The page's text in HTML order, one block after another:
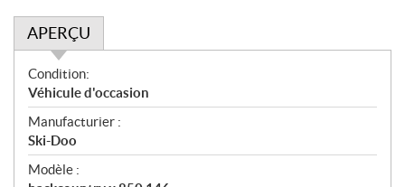
APERÇU
A
p
e
r
ç
u
Condition:
Véhicule d'occasion
Manufacturier :
Ski-Doo
Modèle :